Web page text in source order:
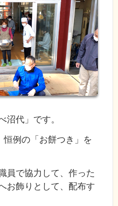
代」です。
例の「お餅つき」を
員で協力して、作った
お飾りとして、配布す